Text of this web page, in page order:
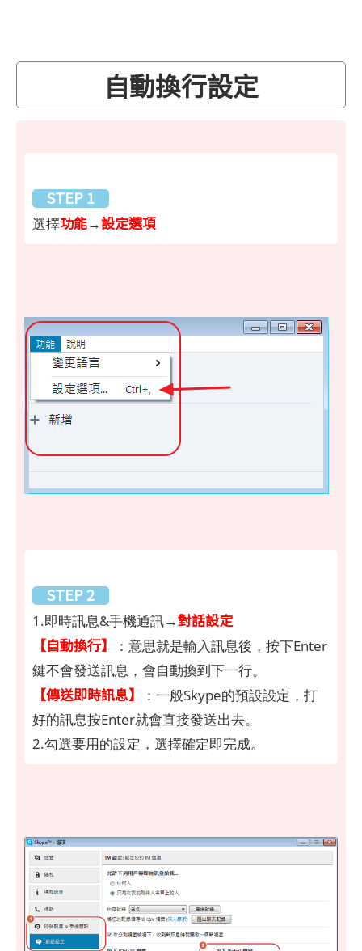
自動換行設定
STEP 1
選擇功能→設定選項
STEP 2
1.即時訊息&手機通訊→對話設定
【自動換行】
：意思就是輸入訊息後，按下Enter
鍵不會發送訊息，會自動換到下一行。
【傳送即時訊息】
：一般Skype的預設設定，打
好的訊息按Enter就會直接發送出去。
2.勾選要用的設定，選擇確定即完成。